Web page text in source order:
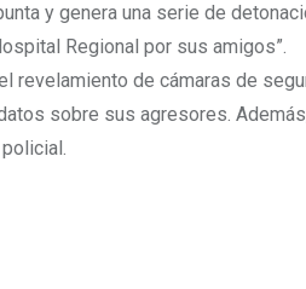
y genera una serie de
Regional por sus amigos”.
revelamiento de cámaras de
sobre sus agresores.